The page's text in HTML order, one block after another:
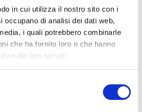
in cui utilizza il nostro sito con i
occupano di analisi dei dati web,
i quali potrebbero combinarle
che ha fornito loro o che hanno
dei loro servizi.
Profile
3PH Installation and